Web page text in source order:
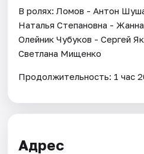
В ролях: Ломов - Антон
Наталья Степановна -
Олейник Чубуков - Сергей
Светлана Мищенко
Продолжительность: 1 час
Адрес